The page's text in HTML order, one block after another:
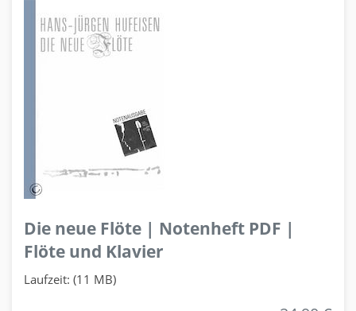
Die neue Flöte | Notenheft PDF |
Flöte und Klavier
Laufzeit: (11 MB)